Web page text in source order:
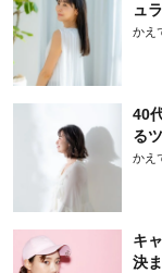
ュ
かえ
40
る
かえ
キ
決